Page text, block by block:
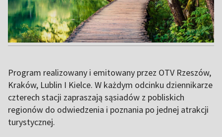
Program realizowany i emitowany przez OTV Rzeszów,
Kraków, Lublin I Kielce. W każdym odcinku dziennikarze
czterech stacji zapraszają sąsiadów z pobliskich
regionów do odwiedzenia i poznania po jednej atrakcji
turystycznej.